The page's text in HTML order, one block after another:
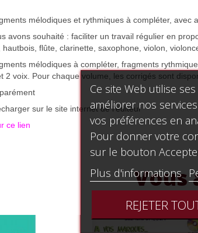
mélodiques et rythmiques à compléter, avec
avons souhaité : faciliter un travail régulier en
flûte, clarinette, saxophone, violon,
mélodiques à compléter, fragments
2 voix. Pour chaque volume, les corrigés sont
sur le site internet de l'éditeur
ce lien
Vous
Ce site Web utilise
améliorer nos
vos préférences en
Pour donner votre
sur le bouton
Plus d'informations
REJETER